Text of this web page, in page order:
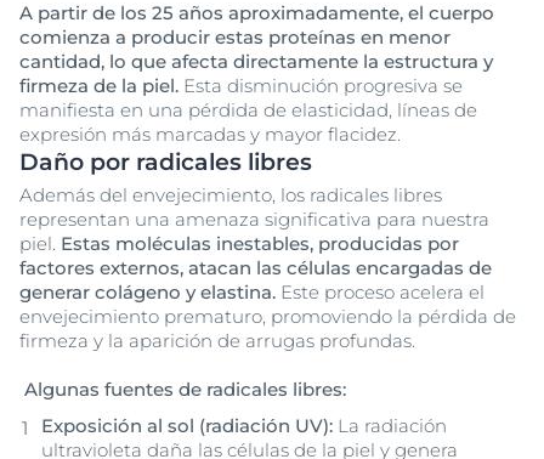
A partir de los 25 años aproximadamente, el cuerpo
comienza a producir estas proteínas en menor
cantidad, lo que afecta directamente la estructura y
firmeza de la piel. Esta disminución progresiva se
manifiesta en una pérdida de elasticidad, líneas de
expresión más marcadas y mayor flacidez.
Daño por radicales libres
Además del envejecimiento, los radicales libres
representan una amenaza significativa para nuestra
piel. Estas moléculas inestables, producidas por
factores externos, atacan las células encargadas de
generar colágeno y elastina. Este proceso acelera el
envejecimiento prematuro, promoviendo la pérdida de
firmeza y la aparición de arrugas profundas.
Algunas fuentes de radicales libres:
Exposición al sol (radiación UV): La radiación
ultravioleta daña las células de la piel y genera